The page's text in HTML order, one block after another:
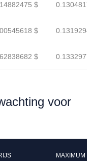
$
$
$
voor
MAXIMUM